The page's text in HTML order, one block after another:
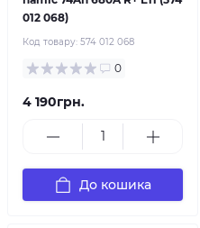
012 068)
Код товару: 574 012 068
0
4 190грн.
До кошика